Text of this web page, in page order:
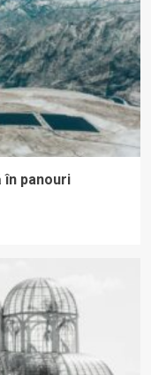
în panouri